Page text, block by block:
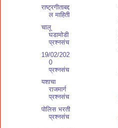
राष्ट्रगीताबद्द
ल माहिती
चालू
घडामोडी
प्रश्नसंच
19/02/202
0
प्रश्नसंच
यशाचा
राजमार्ग
प्रश्नसंच
पोलिस भरती
प्रश्नसंच